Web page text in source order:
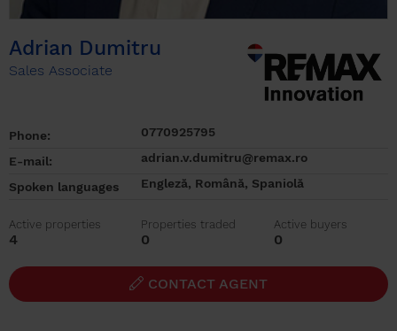
Adrian Dumitru
Sales Associate
Phone: 0770925795
E-mail: adrian.v.dumitru@remax.ro
Spoken languages Engleză, Română, Spaniolă
Active properties
4
Properties traded
0
Active buyers
0
CONTACT AGENT